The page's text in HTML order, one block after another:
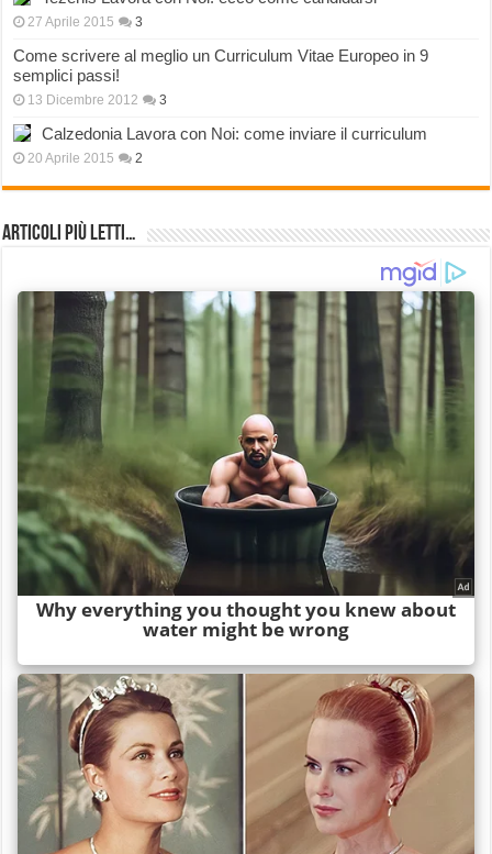
27 Aprile 2015 3
Come scrivere al meglio un Curriculum Vitae Europeo in 9
semplici passi!
13 Dicembre 2012 3
Calzedonia Lavora con Noi: come inviare il curriculum
20 Aprile 2015 2
Articoli più Letti…